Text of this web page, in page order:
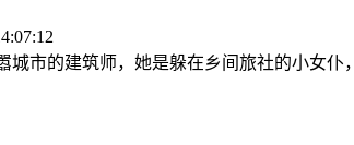
城市的建筑师，她是躲在乡间旅社的小女